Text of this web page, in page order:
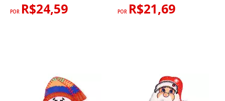
POR R$24,59 POR R$21,69